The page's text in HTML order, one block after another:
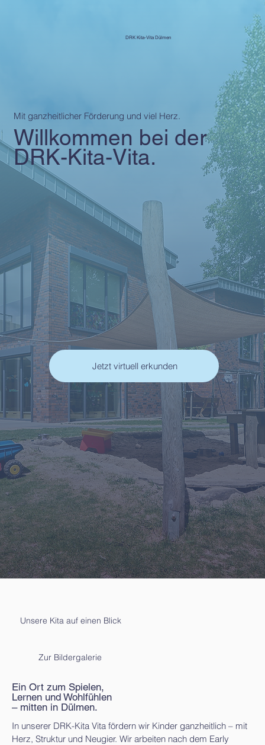
DRK Kita-Vita Dülmen
Mit ganzheitlicher Förderung und viel Herz.
Willkommen bei der
DRK-Kita-Vita.
Jetzt virtuell erkunden
Unsere Kita auf einen Blick
Ein Ort zum Spielen,
Lernen und Wohlfühlen
– mitten in Dülmen.
In unserer DRK-Kita Vita fördern wir Kinder ganzheitlich – mit
Herz, Struktur und Neugier. Wir arbeiten nach dem Early
Zur Bildergalerie